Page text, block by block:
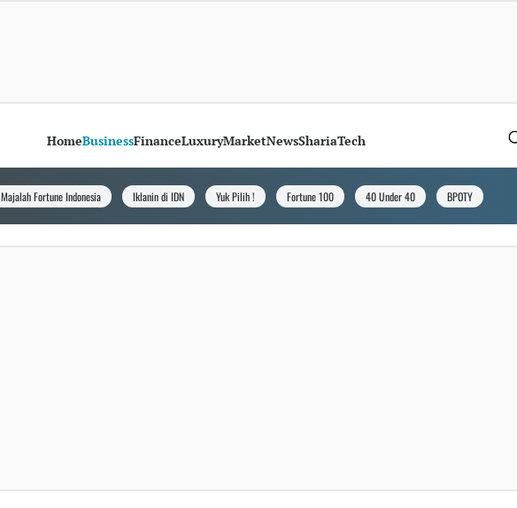
HomeBusinessFinanceLuxuryMarketNewsShariaTech
Majalah Fortune Indonesia Iklanin di IDN Yuk Pilih ! Fortune 100 40 Under 40 BPOTY